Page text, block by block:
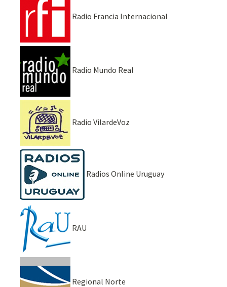
Radio Francia Internacional
Radio Mundo Real
Radio VilardeVoz
Radios Online Uruguay
RAU
Regional Norte